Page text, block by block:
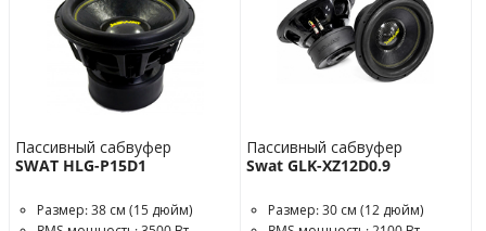
Пассивный сабвуфер
SWAT HLG-P15D1
Размер: 38 см (15 дюйм)
Пассивный сабвуфер
Swat GLK-XZ12D0.9
Размер: 30 см (12 дюйм)